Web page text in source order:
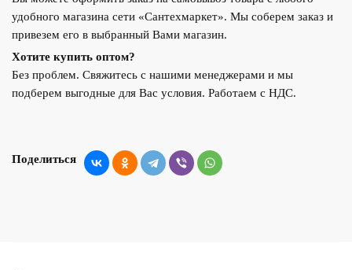
удобного магазина сети «Сантехмаркет». Мы соберем заказ и
привезем его в выбранный Вами магазин.
Хотите купить оптом?
Без проблем. Свяжитесь с нашими менеджерами и мы
подберем выгодные для Вас условия. Работаем с НДС.
Поделиться